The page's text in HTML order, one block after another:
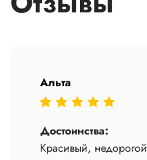
Альта
Достоинства:
Красивый, недорогой